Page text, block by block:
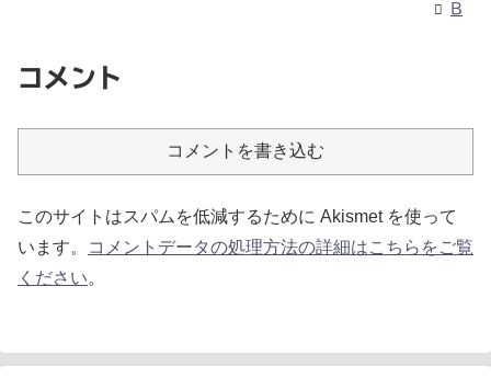
B
コメント
コメントを書き込む
このサイトはスパムを低減するために Akismet を使って
います。
コメントデータの処理方法の詳細はこちらをご覧
ください。